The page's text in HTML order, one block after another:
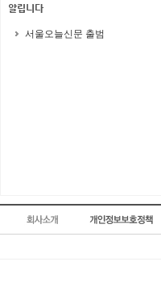
서울오늘신문 출범